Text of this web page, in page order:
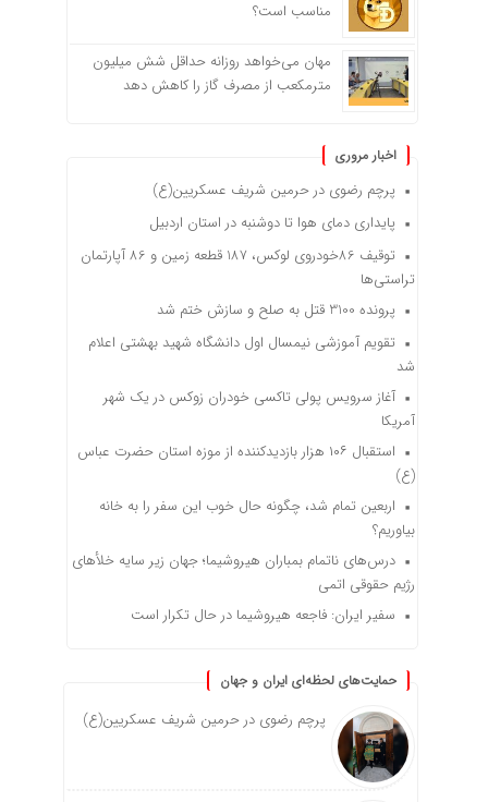
مناسب است؟
مهان می‌خواهد روزانه حداقل شش میلیون
مترمکعب از مصرف گاز را کاهش دهد
اخبار مروری
پرچم رضوی در حرمین شریف عسکریین(ع)
پایداری دمای هوا تا دوشنبه در استان اردبیل
توقیف 86خودروی لوکس، 187 قطعه زمین و 86 آپارتمان
تراستی‌ها
پرونده 3100 قتل به صلح و سازش ختم شد
تقویم آموزشی نیمسال اول دانشگاه شهید بهشتی اعلام
شد
آغاز سرویس پولی تاکسی خودران زوکس در یک شهر
آمریکا
استقبال ۱۰۶ هزار بازدیدکننده از موزه استان حضرت عباس
(ع)
اربعین تمام شد، چگونه حال خوب این سفر را به خانه
بیاوریم؟
درس‌های ناتمام بمباران هیروشیما؛ جهان زیر سایه خلأ‌های
رژیم حقوقی اتمی
سفیر ایران: فاجعه هیروشیما در حال تکرار است
حمایت‌های لحظه‌ای ایران و جهان
پرچم رضوی در حرمین شریف عسکریین(ع)